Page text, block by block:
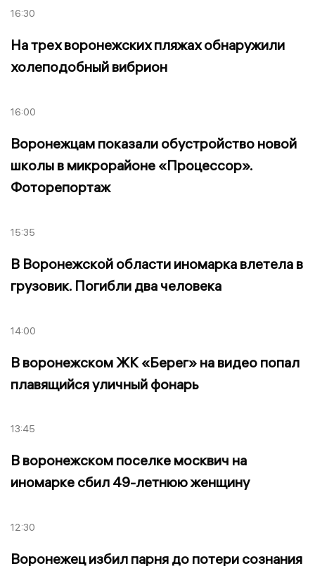
16:30
На трех воронежских пляжах обнаружили
холеподобный вибрион
16:00
Воронежцам показали обустройство новой
школы в микрорайоне «Процессор».
Фоторепортаж
15:35
В Воронежской области иномарка влетела в
грузовик. Погибли два человека
14:00
В воронежском ЖК «Берег» на видео попал
плавящийся уличный фонарь
13:45
В воронежском поселке москвич на
иномарке сбил 49-летнюю женщину
12:30
Воронежец избил парня до потери сознания